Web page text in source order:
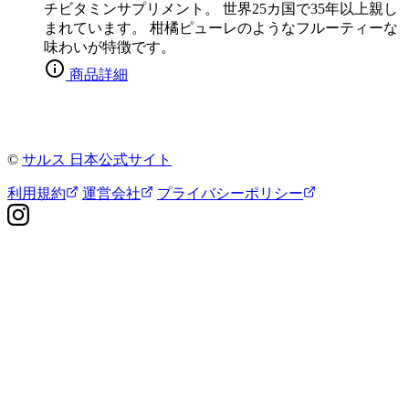
チビタミンサプリメント。 世界25カ国で35年以上親し
まれています。 柑橘ピューレのようなフルーティーな
味わいが特徴です。
商品詳細
© サルス 日本公式サイト
利用規約 運営会社 プライバシーポリシー